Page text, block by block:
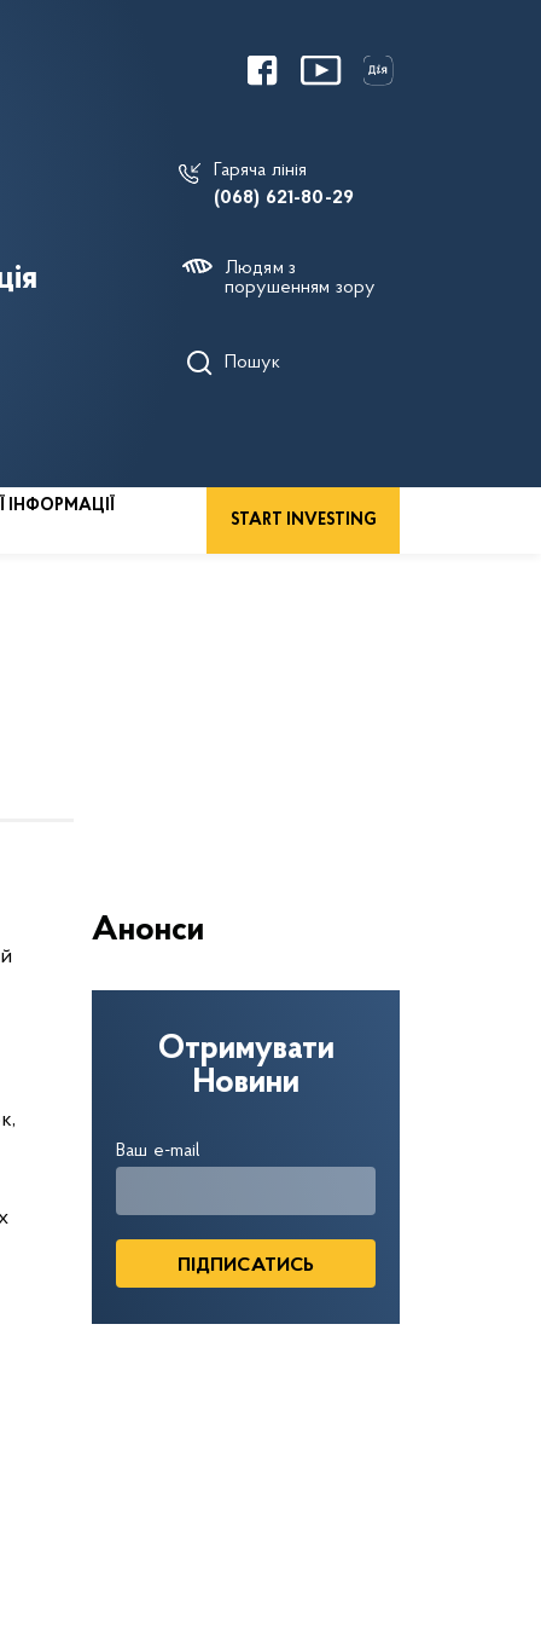
Гаряча лінія
(068) 621-80-29
Людям з
порушенням зору
Пошук
START INVESTING
Анонси
Отримувати
Новини
Ваш e-mail